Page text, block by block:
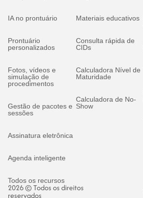
IA no prontuário
Prontuário
personalizados
Fotos, vídeos e
simulação de
procedimentos
Gestão de pacotes e
sessões
Assinatura eletrônica
Agenda inteligente
Todos os recursos
Materiais educativos
Consulta rápida de
CIDs
Calculadora Nível de
Maturidade
Calculadora de No-
Show
2026 © Todos os direitos
reservados